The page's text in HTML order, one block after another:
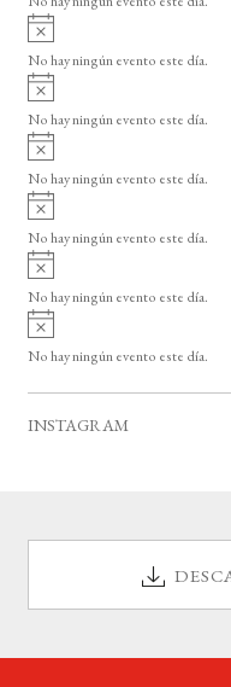
i
o
A
v
i
o
No hay ningún evento este día.
A
v
i
o
No hay ningún evento este día.
A
v
i
o
No hay ningún evento este día.
A
v
i
o
No hay ningún evento este día.
A
v
i
o
No hay ningún evento este día.
A
v
i
No hay ningún evento este día.
INSTAGRAM